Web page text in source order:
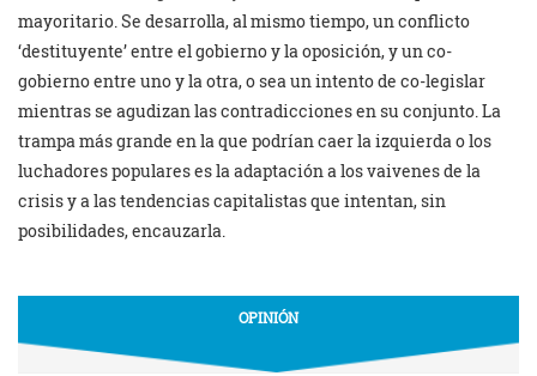
mayoritario. Se desarrolla, al mismo tiempo, un conflicto
‘destituyente’ entre el gobierno y la oposición, y un co-
gobierno entre uno y la otra, o sea un intento de co-legislar
mientras se agudizan las contradicciones en su conjunto. La
trampa más grande en la que podrían caer la izquierda o los
luchadores populares es la adaptación a los vaivenes de la
crisis y a las tendencias capitalistas que intentan, sin
posibilidades, encauzarla.
OPINIÓN